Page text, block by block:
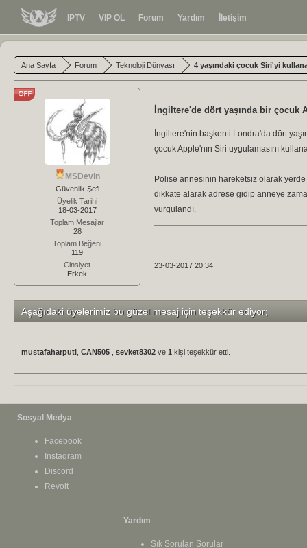
IPTV VIP OL Forum Yardım İletişim
Ana Sayfa Forum Teknoloji Dünyası 4 yaşındaki çocuk Siri'yi
MSDevin
Güvenlik Şefi
Üyelik Tarihi
18-03-2017
Toplam Mesajlar
28
Toplam Beğeni
119
Cinsiyet
Erkek
İngiltere'de dört yaşında bir çocuk
İngiltere'nin başkenti Londra'da dört
çocuk Apple'nın Siri uygulamasını
Polise annesinin hareketsiz olarak yerde
dikkate alarak adrese gidip anneye
vurgulandı.
23-03-2017 20:34
Aşağıdaki üyelerimiz bu güzel mesaj için teşekkür ediyor;
mustafaharputi CAN505 sevket8302 ve 1 kişi teşekkür etti.
Sosyal Medya
Facebook
Instagram
Discord
Revolt
Yardım
Sık Sorulan Sorular